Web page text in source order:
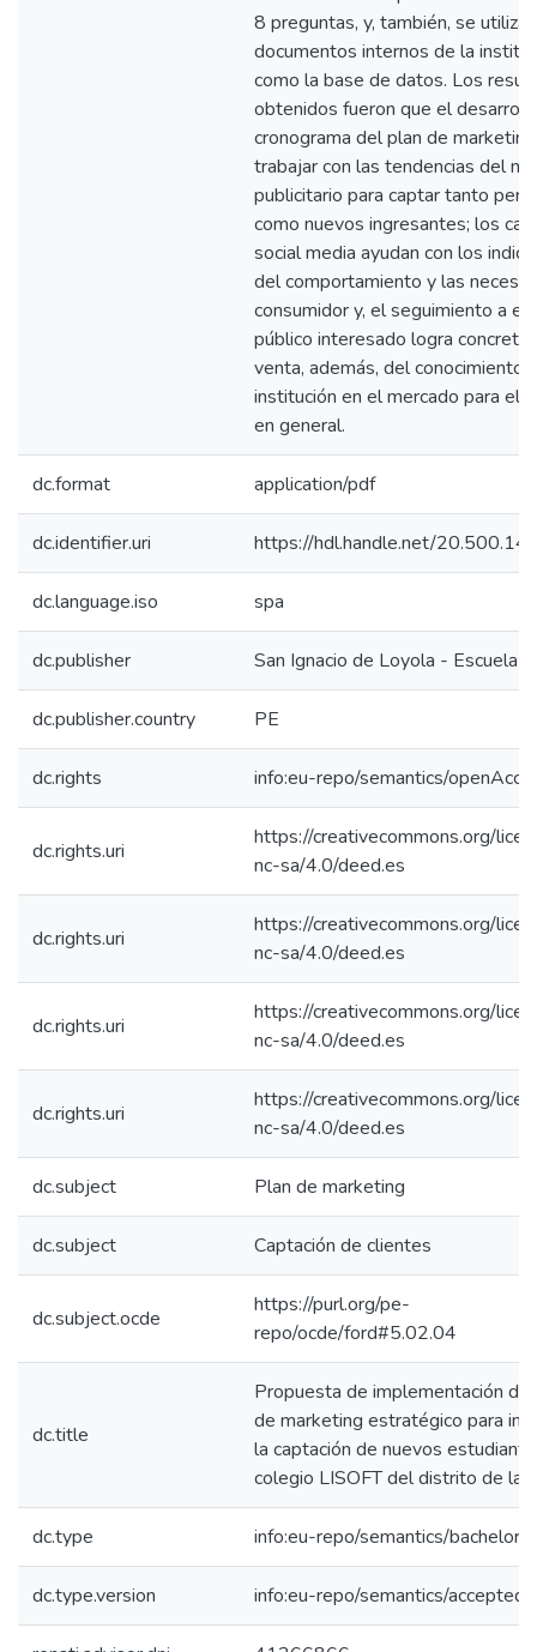
8 preguntas, y, también, se
documentos internos de la
como la base de datos. Los
obtenidos fueron que el
cronograma del plan de
trabajar con las tendencias del
publicitario para captar tanto
como nuevos ingresantes; los
social media ayudan con los
del comportamiento y las
consumidor y, el seguimiento a
público interesado logra
venta, además, del conocimiento
institución en el mercado para el
en general.
dc.format application/pdf
dc.identifier.uri https://hdl.handle.net/
dc.language.iso spa
dc.publisher San Ignacio de Loyola - Escuela
dc.publisher.country PE
dc.rights info:eu-repo/semantics/
dc.rights.uri
https://creativecommons.org/
nc-sa/4.0/deed.es
dc.rights.uri
https://creativecommons.org/
nc-sa/4.0/deed.es
dc.rights.uri
https://creativecommons.org/
nc-sa/4.0/deed.es
dc.rights.uri
https://creativecommons.org/
nc-sa/4.0/deed.es
dc.subject Plan de marketing
dc.subject Captación de clientes
dc.subject.ocde
https://purl.org/pe-
repo/ocde/ford#5.02.04
dc.title
Propuesta de implementación de
de marketing estratégico para
la captación de nuevos
colegio LISOFT del distrito de la
dc.type info:eu-repo/semantics/
dc.type.version info:eu-repo/semantics/